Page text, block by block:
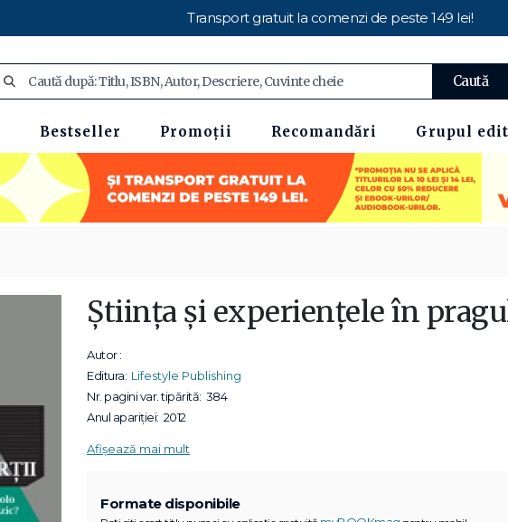
Transport gratuit la comenzi de peste 149 lei!
Caută
Bestseller Promoții Recomandări Grupul
Ştiinţa şi experienţele în
Autor :
Editura: Lifestyle Publishing
Nr. pagini var. tipărită: 384
Anul apariției: 2012
Afișează mai mult
Formate disponibile